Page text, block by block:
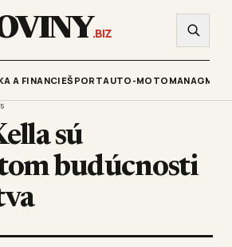
.BIZ
A FINANCIEŠPORTAUTO-MOTO
sú
budúcnosti